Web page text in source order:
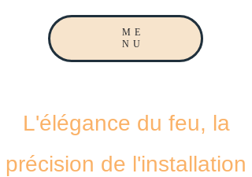
ME
NU
L'élégance du feu, la
précision de l'installation